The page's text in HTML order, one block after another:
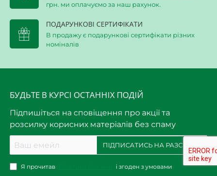
грн. ми оплачуємо за наш рахунок.
ПОДАРУНКОВІ СЕРТИФІКАТИ
В продажу є подарункові сертифікати різних
номіналів
БУДЬТЕ В КУРСІ ОСТАННІХ ПОДІЙ
Підпишіться на сповіщення про акції та
розсилку корисних матеріалів без спаму
емейл
ПІДПИСАТИСЬ НА РАЗСИЛКУ
Я прочитав і згоден з умовами